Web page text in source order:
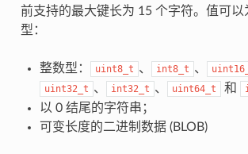
前支持的最大键长为 15 个字符。值可以
型：
整数型： uint8_t 、 int8_t 、
uint32_t 、 int32_t 、 uint64_t 和
以 0 结尾的字符串；
可变长度的二进制数据 (BLOB)